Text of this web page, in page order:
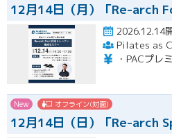
12月14日（月）「Re-arch
2026.12.14
Pilates as
New オフライン(対面)
12月14日（日）「Re-arch